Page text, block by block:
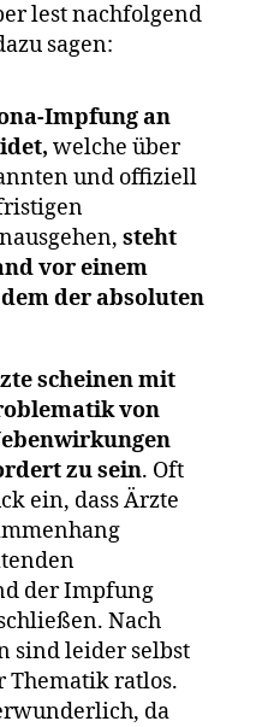
lest nachfolgend
sagen:
Impfung an
welche über
und offiziell
steht
vor einem
der absoluten
scheinen mit
von
zu sein. Oft
ein, dass Ärzte
der Impfung
Nach
sind leider selbst
ratlos.
da